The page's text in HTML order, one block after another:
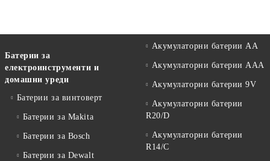
Батерии за
електроинструменти и
домашни уреди
Батерии за винтоверт
Батерии за Makita
Батерии за Bosch
Батерии за Dewalt
Акумулаторни батерии АА
Акумулаторни батерии AAA
Акумулаторни батерии 9V
Акумулаторни батерии
R20/D
Акумулаторни батерии
R14/C